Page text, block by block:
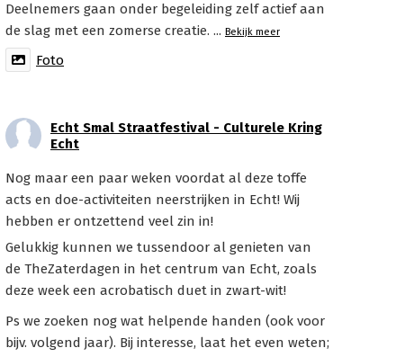
Deelnemers gaan onder begeleiding zelf actief aan
de slag met een zomerse creatie. ... Bekijk meer
Foto
Echt Smal Straatfestival - Culturele Kring
Echt
Nog maar een paar weken voordat al deze toffe
acts en doe-activiteiten neerstrijken in Echt! Wij
hebben er ontzettend veel zin in!
Gelukkig kunnen we tussendoor al genieten van
de TheZaterdagen in het centrum van Echt, zoals
deze week een acrobatisch duet in zwart-wit!
Ps we zoeken nog wat helpende handen (ook voor
bijv. volgend jaar). Bij interesse, laat het even weten;